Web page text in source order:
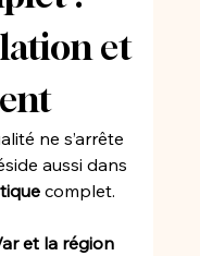
et
ne s’arrête
aussi dans
complet.
et la région